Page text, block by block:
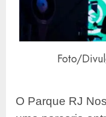
Foto/
O Parque RJ